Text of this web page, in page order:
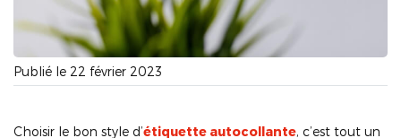
Publié le 22 février 2023
Choisir le bon style d’étiquette autocollante, c’est tout un